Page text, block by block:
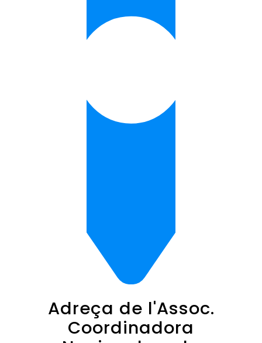
Adreça de l'Assoc.
Coordinadora